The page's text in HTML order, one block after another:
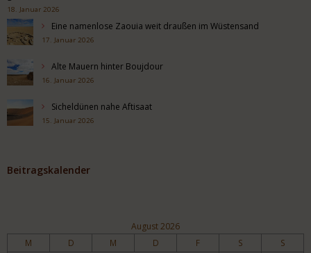
18. Januar 2026
Eine namenlose Zaouia weit draußen im Wüstensand
17. Januar 2026
Alte Mauern hinter Boujdour
16. Januar 2026
Sicheldünen nahe Aftisaat
15. Januar 2026
Beitragskalender
August 2026
M D M D F S S